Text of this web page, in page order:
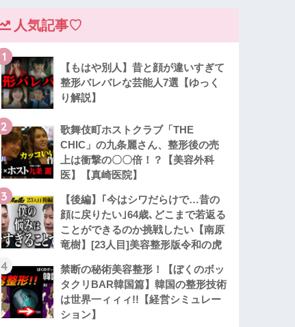
人気記事♡
1
【もはや別人】昔と顔が違いすぎて
整形バレバレな芸能人7選【ゆっく
り解説】
2
歌舞伎町ホストクラブ「THE
CHIC」の九条麗さん、整形後の売
上は衝撃の〇〇倍！？【美容外科
医】【真崎医院】
3
【後編】｢今はシワだらけで…昔の
顔に戻りたい｣64歳､どこまで若返る
ことができるのか挑戦したい【南原
竜樹】[23人目]美容整形版令和の虎
4
禁断の秘術美容整形！【ぼくのボッ
タクリBAR韓国篇】韓国の整形技術
は世界一ィィィ!!【経営シミュレー
ション】